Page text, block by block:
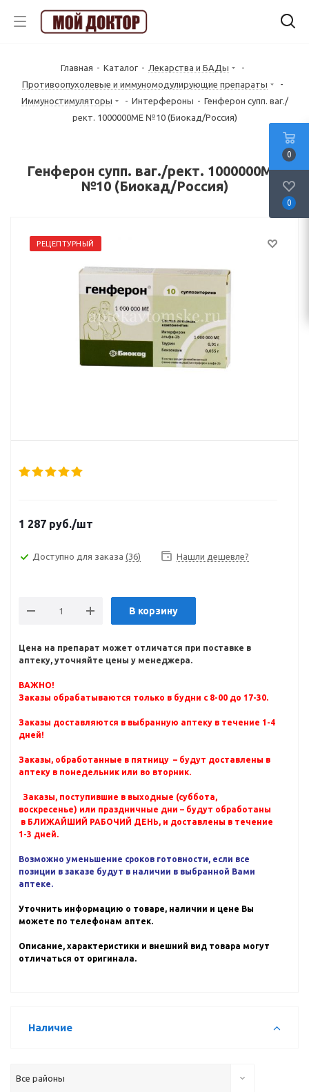
Главная - Каталог - Лекарства и БАДы
-
Противоопухолевые и иммуномодулирующие препараты
-
Иммуностимуляторы
- Интерфероны - Генферон супп. ваг./
рект. 1000000МЕ №10 (Биокад/Россия)
Генферон супп. ваг./рект. 1000000МЕ
№10 (Биокад/Россия)
РЕЦЕПТУРНЫЙ
1 287 руб./шт
Доступно для заказа (36) Нашли дешевле?
В корзину
Цена на препарат может отличатся при поставке в
аптеку, уточняйте цены у менеджера.
ВАЖНО!
Заказы обрабатываются только в будни с 8-00 до 17-30.
Заказы доставляются в выбранную аптеку в течение 1-4
дней!
Заказы, обработанные в пятницу – будут доставлены в
аптеку в понедельник или во вторник.
Заказы, поступившие в выходные (суббота,
воскресенье) или праздничные дни – будут обработаны
в БЛИЖАЙШИЙ РАБОЧИЙ ДЕНЬ, и доставлены в течение
1-3 дней.
Возможно уменьшение сроков готовности, если все
позиции в заказе будут в наличии в выбранной Вами
аптеке.
Уточнить информацию о товаре, наличии и цене Вы
можете по телефонам аптек.
Описание, характеристики и внешний вид товара могут
отличаться от оригинала.
Наличие
Все районы
0
0